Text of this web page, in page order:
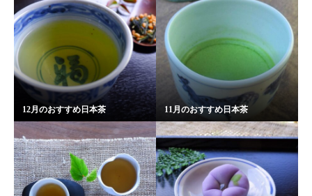
12月のおすすめ日本茶 11月のおすすめ日本茶